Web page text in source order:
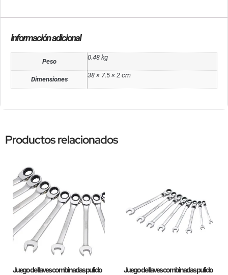
Información adicional
Peso
0.48 kg
Dimensiones
38 × 7.5 × 2 cm
Productos relacionados
Juego de llaves combinadas pulido
Juego de llaves combinadas pulido